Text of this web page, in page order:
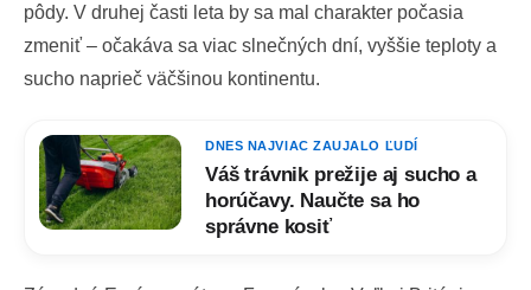
pôdy. V druhej časti leta by sa mal charakter počasia
zmeniť – očakáva sa viac slnečných dní, vyššie teploty a
sucho naprieč väčšinou kontinentu.
DNES NAJVIAC ZAUJALO ĽUDÍ
Váš trávnik prežije aj sucho a
horúčavy. Naučte sa ho
správne kosiť